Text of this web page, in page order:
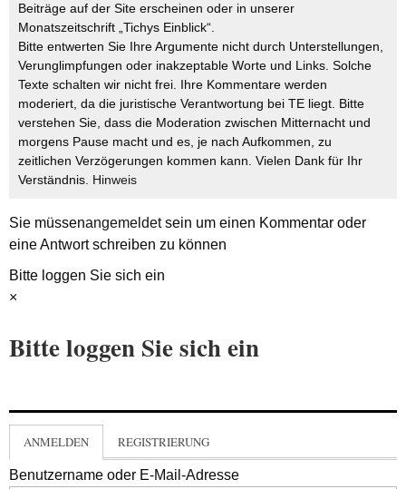
Beiträge auf der Site erscheinen oder in unserer
Monatszeitschrift „Tichys Einblick“.
Bitte entwerten Sie Ihre Argumente nicht durch Unterstellungen,
Verunglimpfungen oder inakzeptable Worte und Links. Solche
Texte schalten wir nicht frei. Ihre Kommentare werden
moderiert, da die juristische Verantwortung bei TE liegt. Bitte
verstehen Sie, dass die Moderation zwischen Mitternacht und
morgens Pause macht und es, je nach Aufkommen, zu
zeitlichen Verzögerungen kommen kann. Vielen Dank für Ihr
Verständnis. Hinweis
Sie müssenangemeldetsein um einen Kommentar oder
eine Antwort schreiben zu können
Bitte loggen Sie sich ein
×
Bitte loggen Sie sich ein
ANMELDEN REGISTRIERUNG
Benutzername oder E-Mail-Adresse